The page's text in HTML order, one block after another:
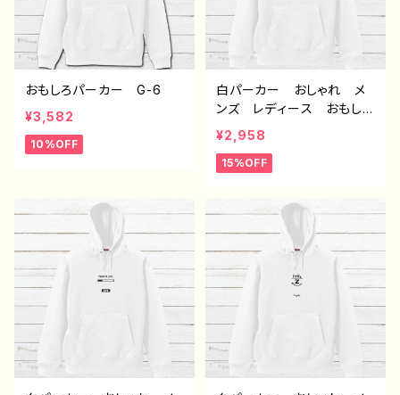
おもしろパーカー G-6
¥3,582
10%OFF
白パーカー おしゃれ メ
ンズ レディース おもしろ
パーカー おすすめ 個性
的 面白い ユニーク 人
気 イラストレーター 絵
ナル デザイン グッズ
片面印刷 ノンブランド タ
イトル：デザインパーカー
№660 J1-9
¥2,958
15%OFF